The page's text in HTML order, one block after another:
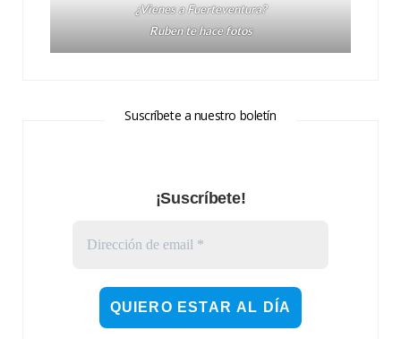
¿Vienes a Fuerteventura?
Ruben te hace fotos
Suscríbete a nuestro boletín
¡Suscríbete!